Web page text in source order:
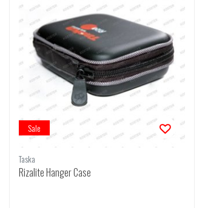
Sale
Taska
Rizalite Hanger Case